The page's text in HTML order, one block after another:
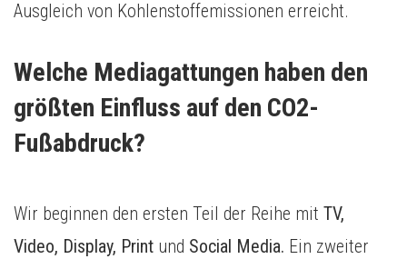
Ausgleich von Kohlenstoffemissionen erreicht.
Welche Mediagattungen haben den
größten Einfluss auf den CO2-
Fußabdruck?
Wir beginnen den ersten Teil der Reihe mit TV,
Video, Display, Print und Social Media. Ein zweiter